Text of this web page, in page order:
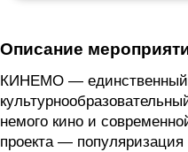
Описание
КИНЕМО — единственный
немого кино и
проекта — популяризация